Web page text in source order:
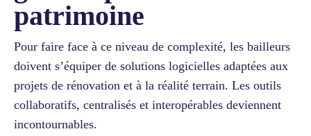
patrimoine
Pour faire face à ce niveau de complexité, les bailleurs
doivent s’équiper de solutions logicielles adaptées aux
projets de rénovation et à la réalité terrain. Les outils
collaboratifs, centralisés et interopérables deviennent
incontournables.